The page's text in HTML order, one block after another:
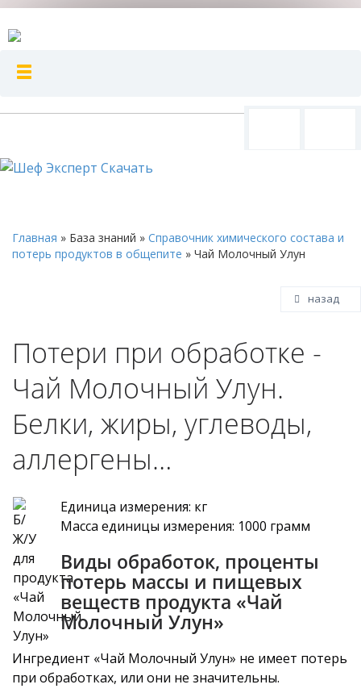
Главная » База знаний » Справочник химического состава и
потерь продуктов в общепите » Чай Молочный Улун
назад
Потери при обработке -
Чай Молочный Улун.
Белки, жиры, углеводы,
аллергены…
Единица измерения: кг
Масса единицы измерения: 1000 грамм
Виды обработок, проценты
потерь массы и пищевых
веществ продукта «Чай
Молочный Улун»
Ингредиент «Чай Молочный Улун» не имеет потерь
при обработках, или они не значительны.